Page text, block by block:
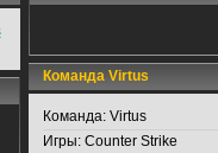
Команда Virtus
Команда: Virtus
Игры: Counter Strike